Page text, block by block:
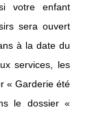
votre enfant
sera ouvert
à la date du
services, les
« Garderie été
le dossier «